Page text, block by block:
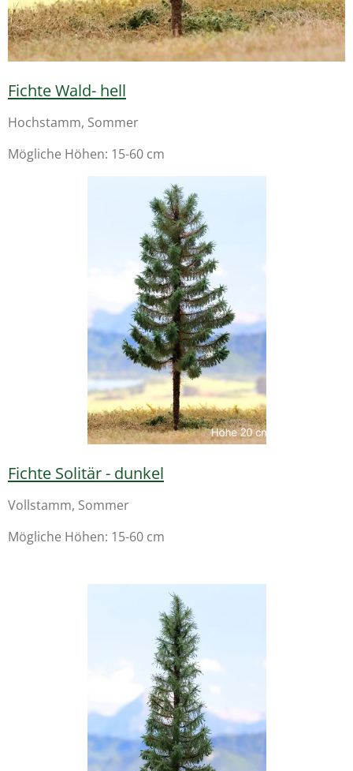
Fichte Wald- hell
Hochstamm, Sommer
Mögliche Höhen: 15-60 cm
Fichte Solitär - dunkel
Vollstamm, Sommer
Mögliche Höhen: 15-60 cm